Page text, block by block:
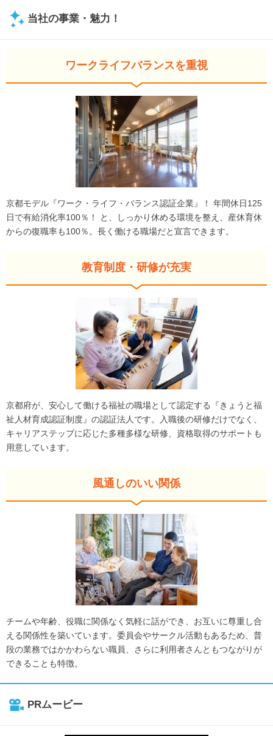
当社の事業・魅力！
ワークライフバランスを重視
京都モデル『ワーク・ライフ・バランス認証企業』！ 年間休日125
日で有給消化率100％！ と、しっかり休める環境を整え、産休育休
からの復職率も100％。長く働ける職場だと宣言できます。
教育制度・研修が充実
京都府が、安心して働ける福祉の職場として認定する『きょうと福
祉人材育成認証制度』の認証法人です。入職後の研修だけでなく、
キャリアステップに応じた多種多様な研修、資格取得のサポートも
用意しています。
風通しのいい関係
チームや年齢、役職に関係なく気軽に話ができ、お互いに尊重し合
える関係性を築いています。委員会やサークル活動もあるため、普
段の業務ではかかわらない職員、さらに利用者さんともつながりが
できることも特徴。
PRムービー